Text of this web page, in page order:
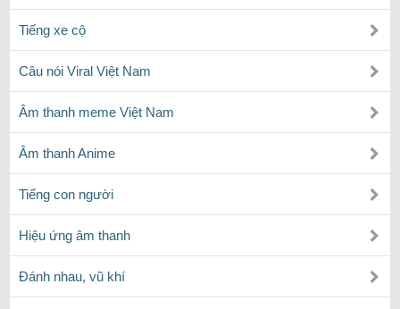
Tiếng xe cộ
Câu nói Viral Việt Nam
Âm thanh meme Việt Nam
Âm thanh Anime
Tiếng con người
Hiệu ứng âm thanh
Đánh nhau, vũ khí